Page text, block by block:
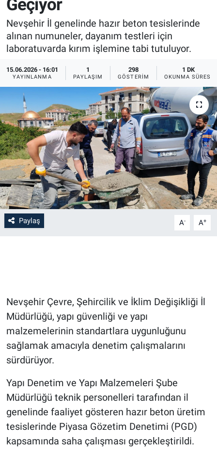
Geçiyor
Nevşehir İl genelinde hazır beton tesislerinde
alınan numuneler, dayanım testleri için
laboratuvarda kırım işlemine tabi tutuluyor.
15.06.2026 - 16:01
YAYINLANMA
1
PAYLAŞIM
298
GÖSTERIM
1 DK
OKUNMA SÜRESI
Paylaş A- A+
Nevşehir Çevre, Şehircilik ve İklim Değişikliği İl
Müdürlüğü, yapı güvenliği ve yapı
malzemelerinin standartlara uygunluğunu
sağlamak amacıyla denetim çalışmalarını
sürdürüyor.
Yapı Denetim ve Yapı Malzemeleri Şube
Müdürlüğü teknik personelleri tarafından il
genelinde faaliyet gösteren hazır beton üretim
tesislerinde Piyasa Gözetim Denetimi (PGD)
kapsamında saha çalışması gerçekleştirildi.
Sağlık
Yerel
Genel
İlan - Duyuru- Mesaj
Türkiye Gündemi
Sizden Gelenler
Sağlık
Eğitim
Kültür
3.Sayfa
Medya
Kayseri
Niğde
Aksaray
Kırşehir
Yerel
Genel
İlan - Duyuru- Mesaj
Türkiye Gündemi
Sizden Gelenler